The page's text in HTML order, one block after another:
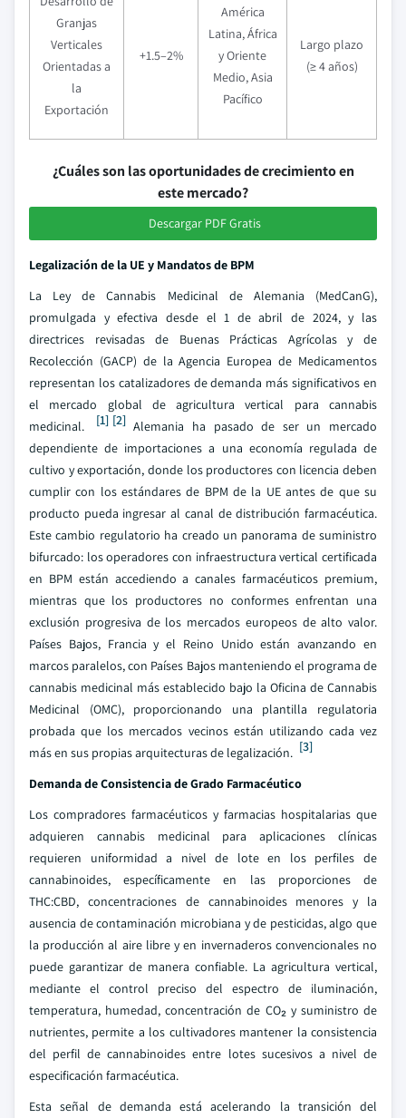
Granjas
Verticales
Orientadas a
la
Exportación
+1.5–2%
América
Latina, África
y Oriente
Medio, Asia
Pacífico
Largo plazo
(≥ 4 años)
¿Cuáles son las oportunidades de crecimiento en
este mercado?
Descargar PDF Gratis
Legalización de la UE y Mandatos de BPM
La Ley de Cannabis Medicinal de Alemania (MedCanG),
promulgada y efectiva desde el 1 de abril de 2024, y las
directrices revisadas de Buenas Prácticas Agrícolas y de
Recolección (GACP) de la Agencia Europea de Medicamentos
representan los catalizadores de demanda más significativos en
el mercado global de agricultura vertical para cannabis
medicinal.
[1] [2]Alemania ha pasado de ser un mercado
dependiente de importaciones a una economía regulada de
cultivo y exportación, donde los productores con licencia deben
cumplir con los estándares de BPM de la UE antes de que su
producto pueda ingresar al canal de distribución farmacéutica.
Este cambio regulatorio ha creado un panorama de suministro
bifurcado: los operadores con infraestructura vertical certificada
en BPM están accediendo a canales farmacéuticos premium,
mientras que los productores no conformes enfrentan una
exclusión progresiva de los mercados europeos de alto valor.
Países Bajos, Francia y el Reino Unido están avanzando en
marcos paralelos, con Países Bajos manteniendo el programa de
cannabis medicinal más establecido bajo la Oficina de Cannabis
Medicinal (OMC), proporcionando una plantilla regulatoria
probada que los mercados vecinos están utilizando cada vez
más en sus propias arquitecturas de legalización. [3]
Demanda de Consistencia de Grado Farmacéutico
Los compradores farmacéuticos y farmacias hospitalarias que
adquieren cannabis medicinal para aplicaciones clínicas
requieren uniformidad a nivel de lote en los perfiles de
cannabinoides, específicamente en las proporciones de
THC:CBD, concentraciones de cannabinoides menores y la
ausencia de contaminación microbiana y de pesticidas, algo que
la producción al aire libre y en invernaderos convencionales no
puede garantizar de manera confiable. La agricultura vertical,
mediante el control preciso del espectro de iluminación,
temperatura, humedad, concentración de CO₂ y suministro de
nutrientes, permite a los cultivadores mantener la consistencia
del perfil de cannabinoides entre lotes sucesivos a nivel de
especificación farmacéutica.
Esta señal de demanda está acelerando la transición del